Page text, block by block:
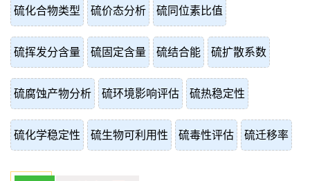
硫化合物类型 硫价态分析 硫同位素比值
硫挥发分含量 硫固定含量 硫结合能 硫扩散系数
硫腐蚀产物分析 硫环境影响评估 硫热稳定性
硫化学稳定性 硫生物可利用性 硫毒性评估 硫迁移率